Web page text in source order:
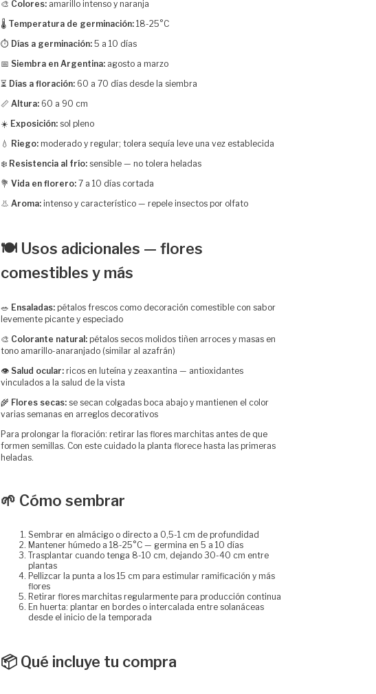
🎨 Colores: amarillo intenso y naranja
🌡️ Temperatura de germinación: 18-25°C
⏱️ Días a germinación: 5 a 10 días
📅 Siembra en Argentina: agosto a marzo
⏳ Días a floración: 60 a 70 días desde la siembra
📏 Altura: 60 a 90 cm
☀️ Exposición: sol pleno
💧 Riego: moderado y regular; tolera sequía leve una vez establecida
❄️ Resistencia al frío: sensible — no tolera heladas
💐 Vida en florero: 7 a 10 días cortada
👃 Aroma: intenso y característico — repele insectos por olfato
🍽️ Usos adicionales — flores
comestibles y más
🥗 Ensaladas: pétalos frescos como decoración comestible con sabor
levemente picante y especiado
🎨 Colorante natural: pétalos secos molidos tiñen arroces y masas en
tono amarillo-anaranjado (similar al azafrán)
👁️ Salud ocular: ricos en luteína y zeaxantina — antioxidantes
vinculados a la salud de la vista
🌾 Flores secas: se secan colgadas boca abajo y mantienen el color
varias semanas en arreglos decorativos
Para prolongar la floración: retirar las flores marchitas antes de que
formen semillas. Con este cuidado la planta florece hasta las primeras
heladas.
🌱 Cómo sembrar
Sembrar en almácigo o directo a 0,5-1 cm de profundidad
Mantener húmedo a 18-25°C — germina en 5 a 10 días
Trasplantar cuando tenga 8-10 cm, dejando 30-40 cm entre
plantas
Pellizcar la punta a los 15 cm para estimular ramificación y más
flores
Retirar flores marchitas regularmente para producción continua
En huerta: plantar en bordes o intercalada entre solanáceas
desde el inicio de la temporada
📦 Qué incluye tu compra